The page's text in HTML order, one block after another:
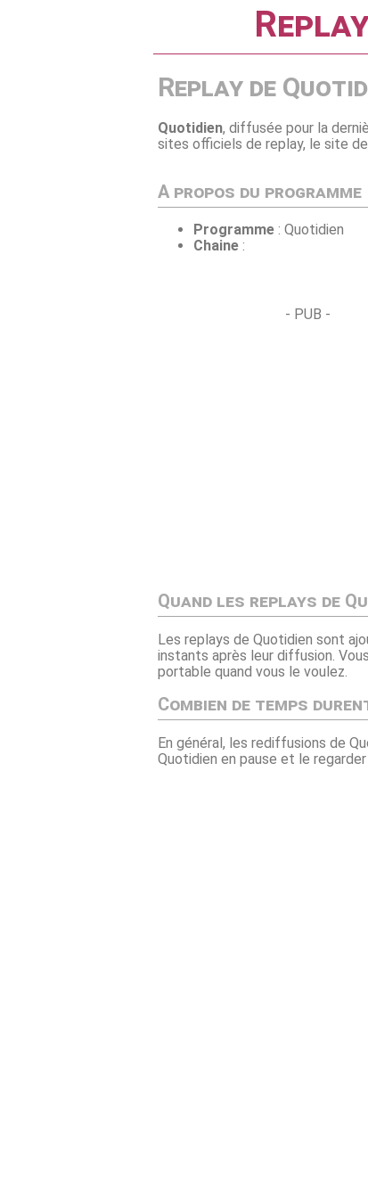
Replay de
Quotidien, diffusée pour la
sites officiels de replay, le site
A propos du programme
Programme : Quotidien
Chaine :
- PUB -
Quand les replays de
Les replays de Quotidien sont
instants après leur diffusion.
portable quand vous le voulez.
Combien de temps
En général, les rediffusions de
Quotidien en pause et le